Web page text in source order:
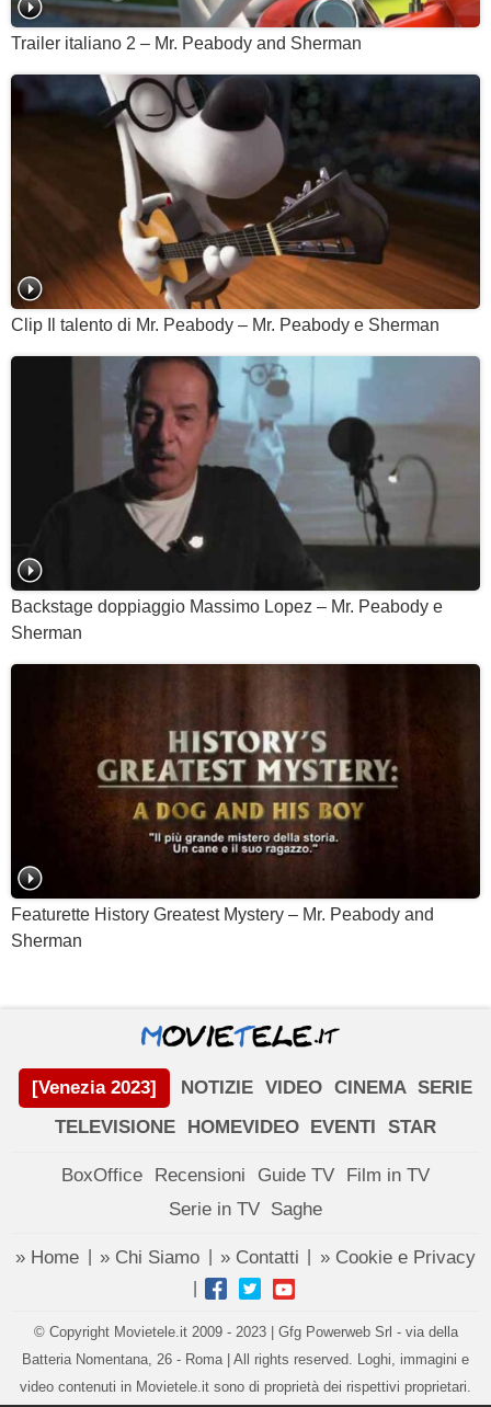
Trailer italiano 2 – Mr. Peabody and Sherman
Clip Il talento di Mr. Peabody – Mr. Peabody e Sherman
Backstage doppiaggio Massimo Lopez – Mr. Peabody e
Sherman
Featurette History Greatest Mystery – Mr. Peabody and
Sherman
[Venezia 2023] NOTIZIE VIDEO CINEMA SERIE
TELEVISIONE
HOMEVIDEO EVENTI STAR
BoxOffice Recensioni Guide TV
Film in TV
Serie in TV Saghe
» Home » Chi Siamo » Contatti » Cookie e Privacy
© Copyright Movietele.it 2009 - 2023 | Gfg Powerweb Srl - via della
Batteria Nomentana, 26 - Roma | All rights reserved. Loghi, immagini e
video contenuti in Movietele.it sono di proprietà dei rispettivi proprietari.